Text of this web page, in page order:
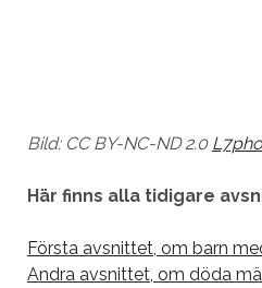
Bild: CC BY-NC-ND 2.0
Här finns alla tidigare
Första avsnittet, om barn
Andra avsnittet, om döda